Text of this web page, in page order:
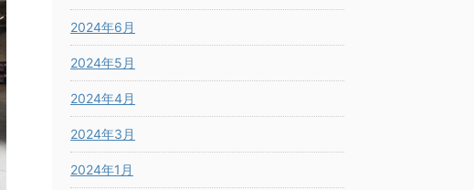
2024年6月
2024年5月
2024年4月
2024年3月
2024年1月